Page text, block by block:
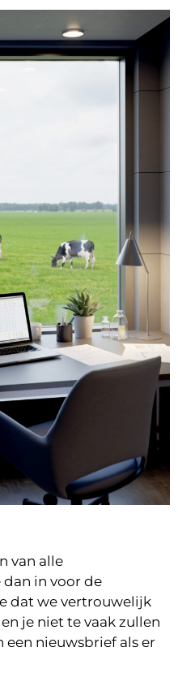
van alle
in voor de
dat we vertrouwelijk
je niet te vaak zullen
een nieuwsbrief als er